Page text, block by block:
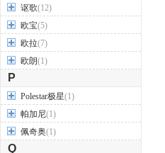
讴歌(12)
欧宝(5)
欧拉(7)
欧朗(1)
P
Polestar极星(1)
帕加尼(1)
佩奇奥(1)
Q